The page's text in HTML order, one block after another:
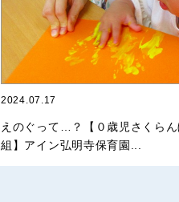
2024.07.17
えのぐって…？【０歳児さくら
組】アイン弘明寺保育園...